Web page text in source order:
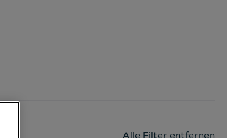
Alle Filter entfernen